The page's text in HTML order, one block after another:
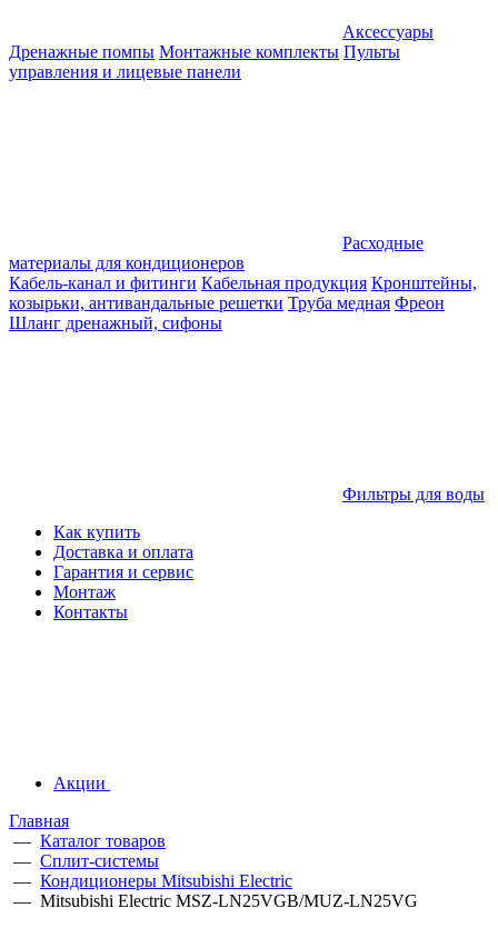
Аксессуары
Дренажные помпы Монтажные комплекты Пульты
управления и лицевые панели
Расходные
материалы для кондиционеров
Кабель-канал и фитинги Кабельная продукция Кронштейны,
козырьки, антивандальные решетки Труба медная Фреон
Шланг дренажный, сифоны
Фильтры для воды
Как купить
Доставка и оплата
Гарантия и сервис
Монтаж
Контакты
Акции
Главная
— Каталог товаров
— Сплит-системы
— Кондиционеры Mitsubishi Electric
— Mitsubishi Electric MSZ-LN25VGB/MUZ-LN25VG